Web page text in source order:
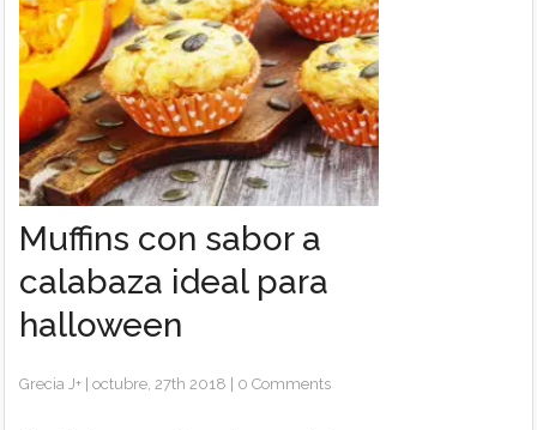
Muffins con sabor a
calabaza ideal para
halloween
Grecia J+ |octubre, 27th 2018 0 Comments